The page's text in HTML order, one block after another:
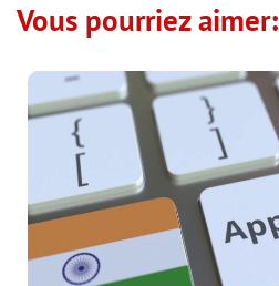
Vous pourriez aimer: